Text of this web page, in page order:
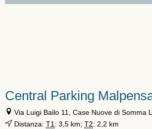
Central Parking
Via Luigi Bailo 11, Case Nuove di Somma
Distanza: T1 : 3,5 km; T2: 2,2 km